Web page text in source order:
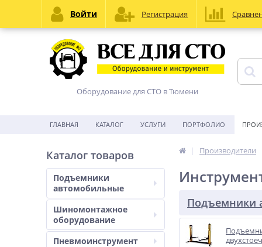
Оборудование для СТО в Тюмени
ГЛАВНАЯ КАТАЛОГ УСЛУГИ ПОРТФОЛИО
Каталог товаров
Подъемники
автомобильные
Шиномонтажное
оборудование
Пневмоинструмент
Производители
Подъемники
Войти Регистрация